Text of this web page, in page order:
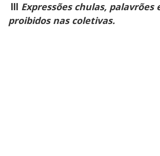
lll Expressões chulas, palavrões
proibidos nas coletivas.